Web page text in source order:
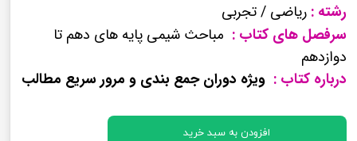
رشته : ریاضی / تجربی
سرفصل های کتاب : مباحث شیمی پایه های دهم تا
دوازدهم
درباره کتاب : ویژه دوران جمع بندی و مرور سریع مطالب
افزودن به سبد خرید